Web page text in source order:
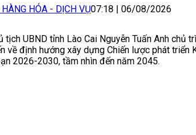
HÓA - DỊCH VỤ07:18 | 06/08/2026
tịch UBND tỉnh Lào Cai Nguyễn Tuấn Anh chủ
về định hướng xây dựng Chiến lược phát triển
2026-2030, tầm nhìn đến năm 2045.